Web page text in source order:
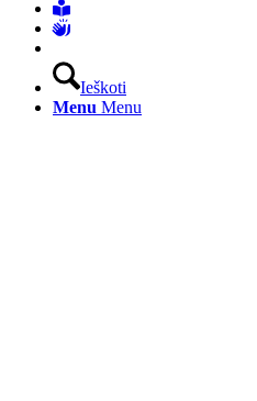
Ieškoti
Menu Menu